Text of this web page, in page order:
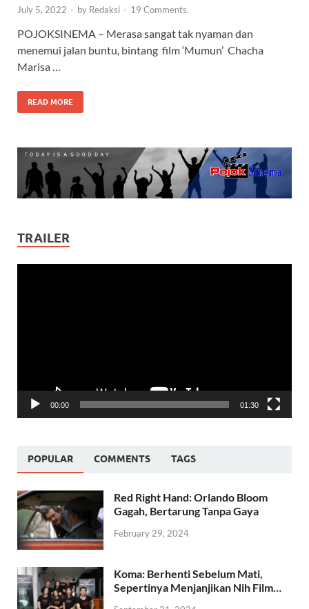
July 5, 2022 - by Redaksi - 19 Comments.
POJOKSINEMA – Merasa sangat tak nyaman dan
menemui jalan buntu, bintang film ‘Mumun’ Chacha
Marisa …
READ MORE
TRAILER
00:00 01:30
POPULAR COMMENTS TAGS
Red Right Hand: Orlando Bloom
Gagah, Bertarung Tanpa Gaya
February 29, 2024
Koma: Berhenti Sebelum Mati,
Sepertinya Menjanjikan Nih Film…